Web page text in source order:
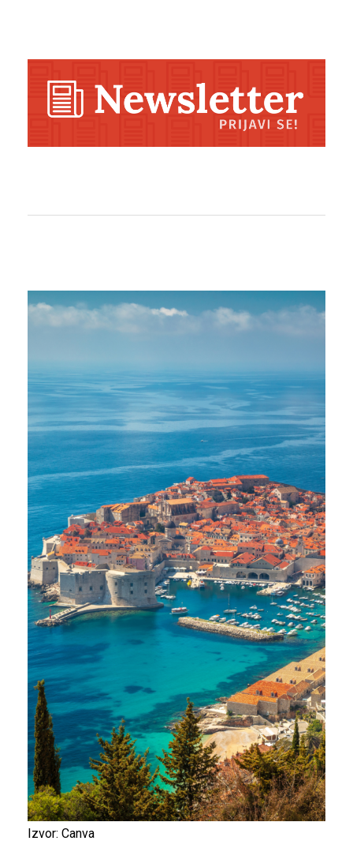
Izvor: Canva